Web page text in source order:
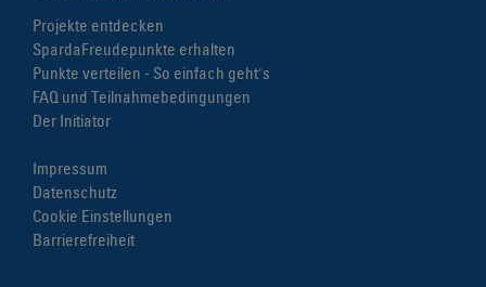
Projekte entdecken
SpardaFreudepunkte erhalten
Punkte verteilen - So einfach geht's
FAQ und Teilnahmebedingungen
Der Initiator
Impressum
Datenschutz
Cookie Einstellungen
Barrierefreiheit